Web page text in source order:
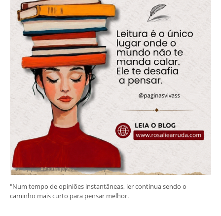
"Num tempo de opiniões instantâneas, ler continua sendo o
caminho mais curto para pensar melhor.